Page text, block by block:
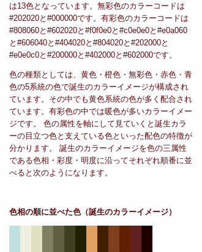
は13色となっています。無彩色のカラーコードは
#202020と#000000です。有彩色のカラーコードは
#808060と#602020と#f0f0e0と#c0e0e0と#e0a060
と#606040と#404020と#804020と#202000と
#e0e0c0と#200000と#402000と#602000です。
色の種類としては、黄色・橙色・無彩色・赤色・青
色の5系統の色で誕生のカラーイメージが構成され
ています。その中でも黄色系統の色が多く配合され
ています。有彩色の中では暖色が多いカラーイメー
ジです。 色の属性を軸にして見ていくと誕生カラ
ーの目立つ色と支えている色といった配色の特徴が
分かります。 誕生のカラーイメージを色の三属性
である色相・彩度・明度に沿ってそれぞれ順番に並
べると次のようになります。
色相の順に並べた色（誕生のカラーイメージ）